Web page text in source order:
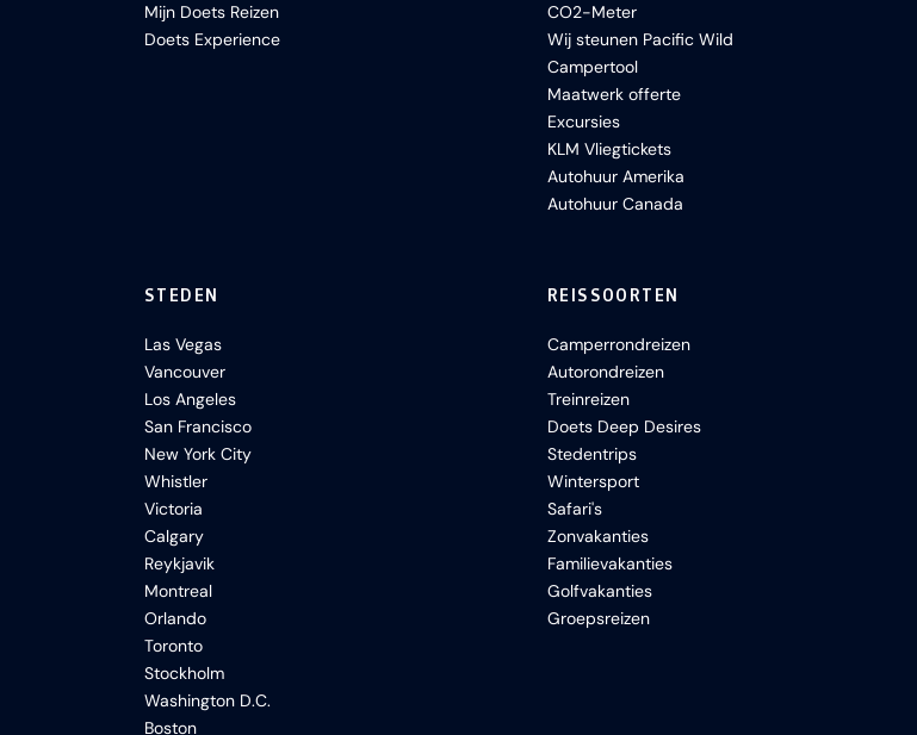
Mijn Doets Reizen
Doets Experience
CO2-Meter
Wij steunen Pacific Wild
Campertool
Maatwerk offerte
Excursies
KLM Vliegtickets
Autohuur Amerika
Autohuur Canada
STEDEN
Las Vegas
Vancouver
Los Angeles
San Francisco
New York City
Whistler
Victoria
Calgary
Reykjavik
Montreal
Orlando
Toronto
Stockholm
Washington D.C.
Boston
REISSOORTEN
Camperrondreizen
Autorondreizen
Treinreizen
Doets Deep Desires
Stedentrips
Wintersport
Safari's
Zonvakanties
Familievakanties
Golfvakanties
Groepsreizen